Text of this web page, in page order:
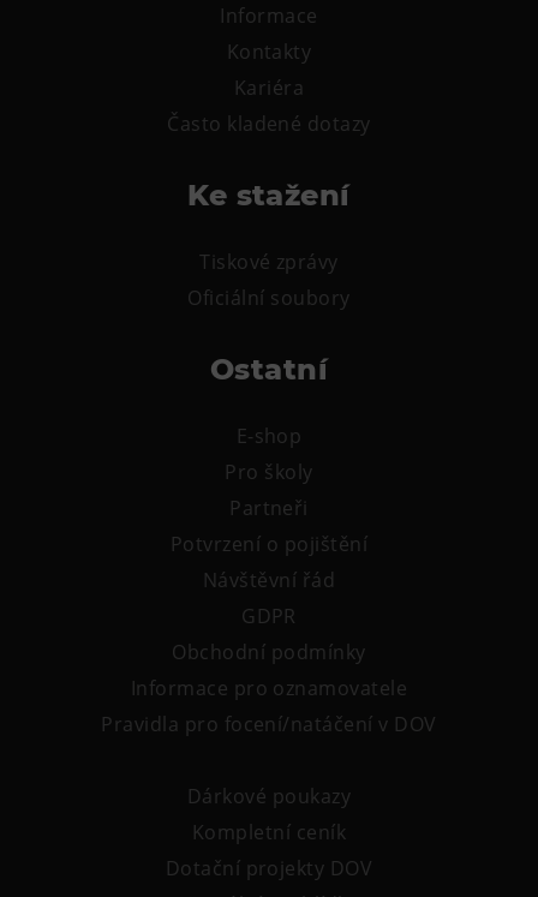
Informace
Kontakty
Kariéra
Často kladené dotazy
Ke stažení
Tiskové zprávy
Oficiální soubory
Ostatní
E-shop
Pro školy
Partneři
Potvrzení o pojištění
Návštěvní řád
GDPR
Obchodní podmínky
Informace pro oznamovatele
Pravidla pro focení/natáčení v DOV
Dárkové poukazy
Kompletní ceník
Dotační projekty DOV